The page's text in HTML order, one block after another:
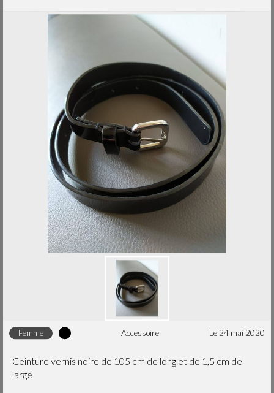
femme accessoire le 24 mai 2020
Ceinture vernis noire de 105 cm de long et de 1,5 cm de
large
Tablier noir Freixenet
le 30 avr. 2023
femme
pantalon le 30 avr. 2023
femme
le 30 avr. 2023